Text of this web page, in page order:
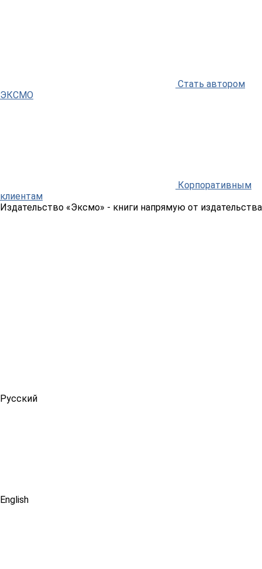
Стать автором
ЭКСМО
Корпоративным
клиентам
Издательство «Эксмо» - книги напрямую от издательства
Русский
English